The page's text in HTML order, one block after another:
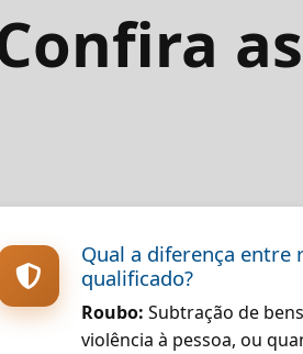
Qual a diferença entre
qualificado?
Roubo: Subtração de
violência à pessoa, ou